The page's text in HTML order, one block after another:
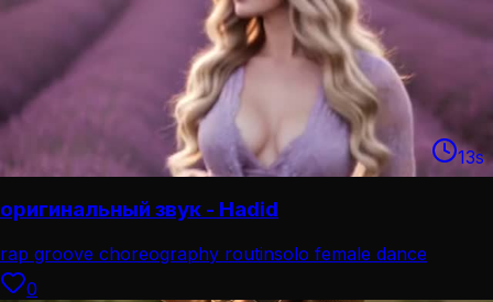
13s
оригинальный звук - Hadid
rap groove choreography routinsolo female dance
performance
0